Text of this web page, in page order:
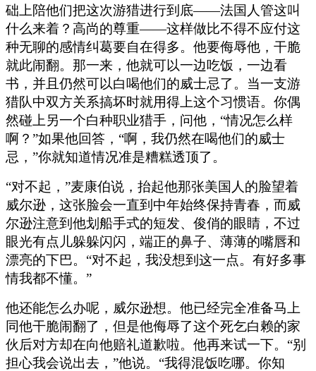
础上陪他们把这次游猎进行到底——法国人管这叫
什么来着？高尚的尊重——这样做比不得不应付这
种无聊的感情纠葛要自在得多。他要侮辱他，干脆
就此闹翻。那一来，他就可以一边吃饭，一边看
书，并且仍然可以白喝他们的威士忌了。当一支游
猎队中双方关系搞坏时就用得上这个习惯语。你偶
然碰上另一个白种职业猎手，问他，“情况怎么样
啊？”如果他回答，“啊，我仍然在喝他们的威士
忌，”你就知道情况准是糟糕透顶了。
“对不起，”麦康伯说，抬起他那张美国人的脸望着
威尔逊，这张脸会一直到中年始终保持青春，而威
尔逊注意到他划船手式的短发、俊俏的眼睛，不过
眼光有点儿躲躲闪闪，端正的鼻子、薄薄的嘴唇和
漂亮的下巴。“对不起，我没想到这一点。有好多事
情我都不懂。”
他还能怎么办呢，威尔逊想。他已经完全准备马上
同他干脆闹翻了，但是他侮辱了这个死乞白赖的家
伙后对方却在向他赔礼道歉啦。他再来试一下。“别
担心我会说出去，”他说。“我得混饭吃哪。你知